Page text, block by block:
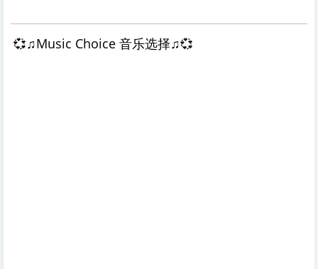
💞♫Music Choice 音乐选择♫💞